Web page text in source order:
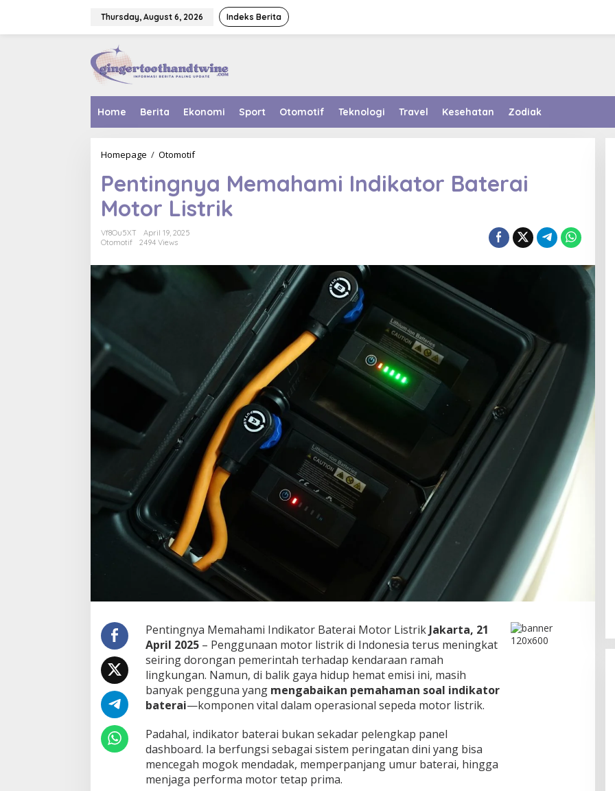
Thursday, August 6, 2026 Indeks Berita
Home Berita Ekonomi Sport Otomotif Teknologi Travel Kesehatan Zodiak
Homepage / OtomotifPentingnya
Indikator
Baterai
Motor
Listrik
Pentingnya Memahami Indikator Baterai
Motor Listrik
Vf8Ou5XT
April 19, 2025
Otomotif
2494 Views
Pentingnya Memahami Indikator Baterai Motor Listrik Jakarta, 21
April 2025– Penggunaan motor listrik di Indonesia terus meningkat
seiring dorongan pemerintah terhadap kendaraan ramah
lingkungan. Namun, di balik gaya hidup hemat emisi ini, masih
banyak pengguna yang mengabaikan pemahaman soal indikator
baterai—komponen vital dalam operasional sepeda motor listrik.
Padahal, indikator baterai bukan sekadar pelengkap panel
dashboard. Ia berfungsi sebagai sistem peringatan dini yang bisa
mencegah mogok mendadak, memperpanjang umur baterai, hingga
menjaga performa motor tetap prima.
Teka teki Satoshi Nakamoto
Memanas Lagi, Identitas Pencipta
Bitcoin Mulai Terungkap?
In Teknologi | April 18, 2026
AI di Dunia Kesehatan Makin
Canggih, Diagnosa Kini Bisa Leber